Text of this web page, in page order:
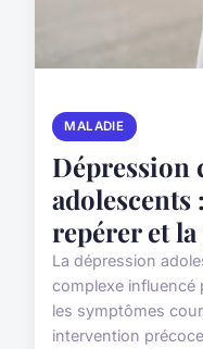
MALADIE
Dépression
adolescents
repérer et
La dépression
complexe influencé
les symptômes
intervention